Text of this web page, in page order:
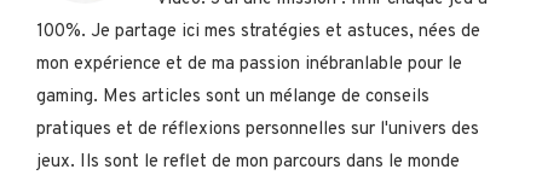
100%. Je partage ici mes stratégies et astuces, nées de
mon expérience et de ma passion inébranlable pour le
gaming. Mes articles sont un mélange de conseils
pratiques et de réflexions personnelles sur l'univers des
jeux. Ils sont le reflet de mon parcours dans le monde